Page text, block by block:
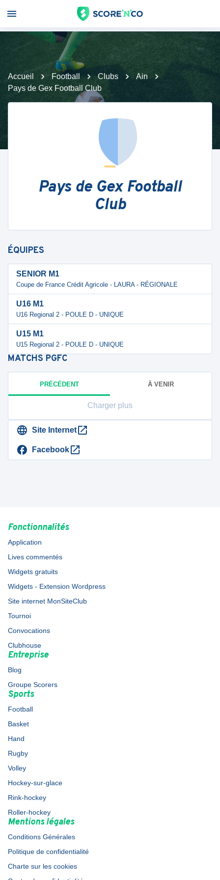
Accueil Football Clubs
Ain
Pays de Gex Football Club
Pays de Gex Football
Club
ÉQUIPES
SENIOR M1
Coupe de France Crédit Agricole - LAURA - RÉGIONALE
U16 M1
U16 Regional 2 - POULE D - UNIQUE
U15 M1
U15 Regional 2 - POULE D - UNIQUE
MATCHS PGFC
PRÉCÉDENT À VENIR
Charger plus
Site Internet
Facebook
Fonctionnalités
Application
Lives commentés
Widgets gratuits
Widgets - Extension Wordpress
Site internet MonSiteClub
Tournoi
Convocations
Clubhouse
Entreprise
Blog
Groupe Scorers
Sports
Football
Basket
Hand
Rugby
Volley
Hockey-sur-glace
Rink-hockey
Roller-hockey
Mentions légales
Conditions Générales
Politique de confidentialité
Charte sur les cookies